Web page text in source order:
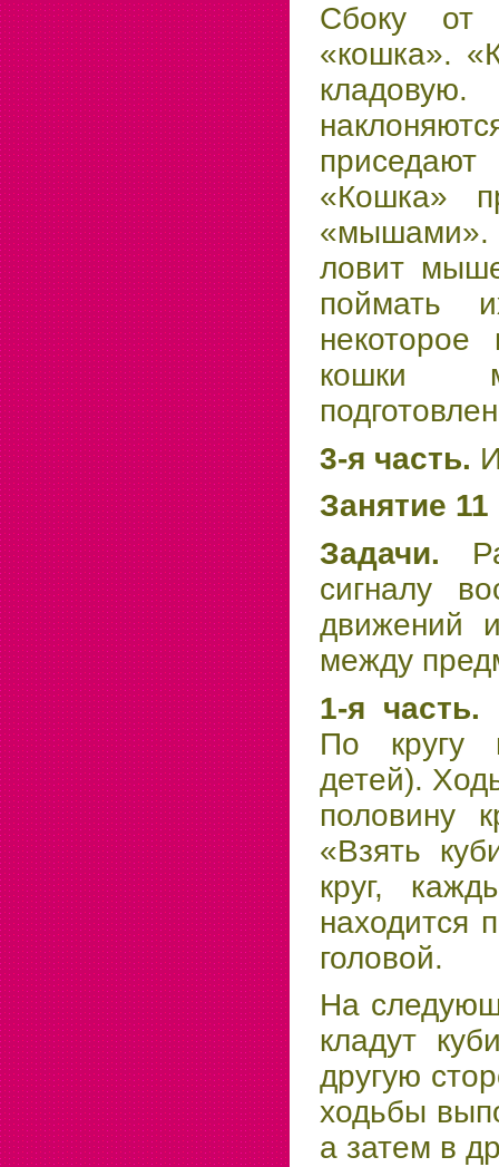
Сбоку от
«кошка».
«Кошка»
«мышами».
ловит
поймать
кошки
3-я часть.
Занятие 11
Задачи.
сигналу
движений
между
1-я часть.
По кругу
детей).
половину
«Взять
круг,
находится
головой.
На
кладут
другую
ходьбы
а затем в